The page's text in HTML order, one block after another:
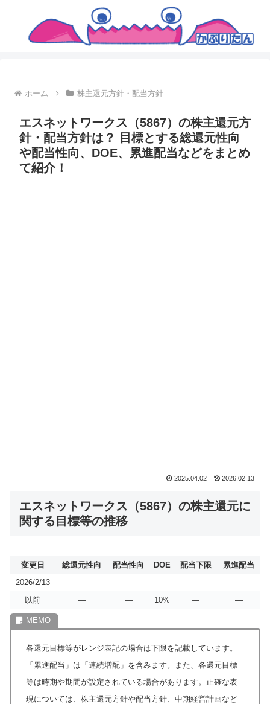
ホーム 株主還元方針・配当方針
エスネットワークス（5867）の株主還元方
針・配当方針は？ 目標とする総還元性向
や配当性向、DOE、累進配当などをまとめ
て紹介！
2025.04.02 2026.02.13
エスネットワークス（5867）の株主還元に
関する目標等の推移
変更日 総還元性向 配当性向 DOE 配当下限
累進配当
2026/2/13
― ― ― ―
―
以前
― ― 10% ― ―
各還元目標等がレンジ表記の場合は下限を記載しています。
「累進配当」は「連続増配」を含みます。また、各還元目標
等は時期や期間が設定されている場合があります。正確な表
現については、株主還元方針や配当方針、中期経営計画など